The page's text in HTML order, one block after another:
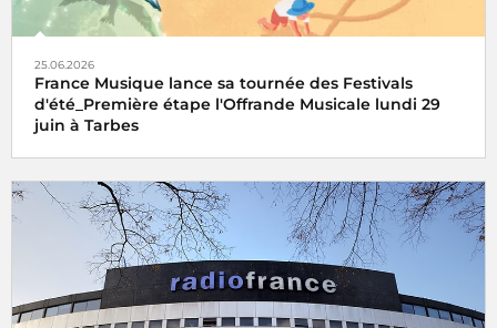
25.06.2026
France Musique lance sa tournée des Festivals
d'été_Première étape l'Offrande Musicale lundi 29
juin à Tarbes